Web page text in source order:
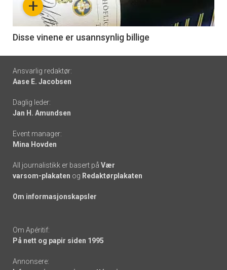
6
+
Disse vinene er usannsynlig billige
Footer
-
links
Ansvarlig redaktør:
Aase E. Jacobsen
Daglig leder:
Jan H. Amundsen
Event manager:
Mina Hovden
All journalistikk er basert på Vær
varsom-plakaten og Redaktørplakaten
Om informasjonskapsler
Om Apéritif:
På nett og papir siden 1995
Annonsere: